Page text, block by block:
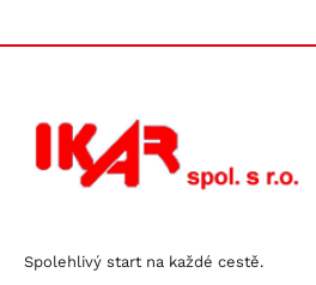
Spolehlivý start na každé cestě.